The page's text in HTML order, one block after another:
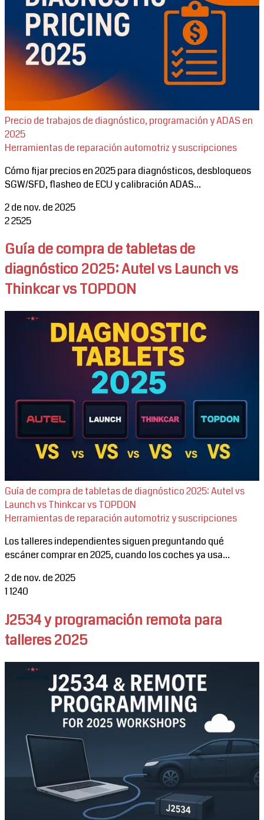
Precio de trabajos de diagnóstico, programación y ADAS en
2025
Herramientas de reparación automotriz y suscripciones
Cómo fijar precios en 2025 para diagnósticos, desbloqueos
SGW/SFD, flasheo de ECU y calibración ADAS...
2 de nov. de 2025
22525
Guía de compra de tabletas de
diagnóstico 2025: Autel vs Launch vs
Thinkcar vs TOPDON
Guía de compra de tabletas de diagnóstico 2025: Autel vs
Launch vs Thinkcar vs TOPDON
Herramientas de reparación automotriz y suscripciones
Los talleres independientes siguen preguntando qué
escáner comprar en 2025, cuando los coches ya usa...
2 de nov. de 2025
11240
J2534 y programación remota para
talleres 2025